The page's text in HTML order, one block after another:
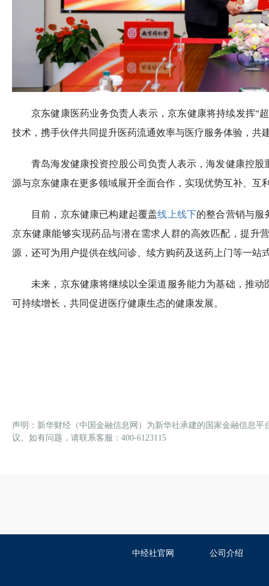
京东健康医药业务负责人表示，京东健康将持续发挥“
技术，携手伙伴共同提升医药流通效率与医疗服务体验，共
青岛海发健康投资控股公司负责人表示，海发健康控
源与京东健康在更多领域展开全面合作，实现优势互补、互
目前，京东健康已构建起覆盖线上线下的整合营销与服
京东健康能够实现药品与潜在需求人群的高效匹配，提升
源，还可为用户提供在线问诊、续方购药及送药上门等一站
未来，京东健康将继续以全渠道服务能力为基础，推
可持续增长，共同促进医疗健康生态的健康发展。
声明：新华财经（中国金融信息网）为新华社承建的国家金融信息
议。如有问题，请联系客服：400-6123115
中经社官网 公司介绍